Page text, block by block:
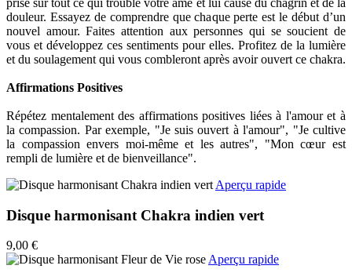
douleur. Essayez de comprendre que chaque perte est le début d’un
nouvel amour. Faites attention aux personnes qui se soucient de
vous et développez ces sentiments pour elles. Profitez de la lumière
et du soulagement qui vous combleront après avoir ouvert ce chakra.
Affirmations Positives
Répétez mentalement des affirmations positives liées à l'amour et à
la compassion. Par exemple, "Je suis ouvert à l'amour", "Je cultive
la compassion envers moi-même et les autres", "Mon cœur est
rempli de lumière et de bienveillance".
Aperçu rapide
Disque harmonisant Chakra indien vert
9,00 €
Aperçu rapide